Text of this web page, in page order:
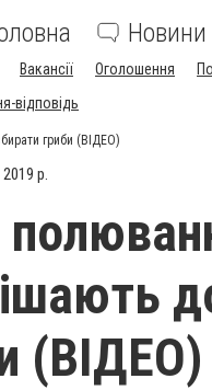
Новини
Вакансії Оголошення
відповідь
гриби (ВІДЕО)
р.
(ВІДЕО)